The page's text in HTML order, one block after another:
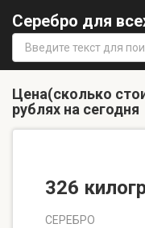
Серебро для
Поиск:
Цена(сколько
рублях на сегодня
326
СЕРЕБРО